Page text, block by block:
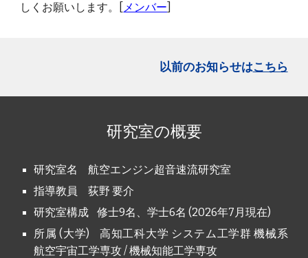
しくお願いします。[ メンバー
以前のお知らせはこちら
研究室の概要
研究室名 航空エンジン超音速流研究室
指導教員 荻野 要介
研究室構成 修士9名、学士6名 (2026年7月現在)
所属 (大学) 高知工科大学 システム工学群 機械系
航空宇宙工学専攻 / 機械知能工学専攻